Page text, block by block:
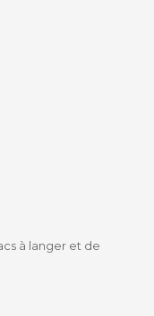
à langer et de